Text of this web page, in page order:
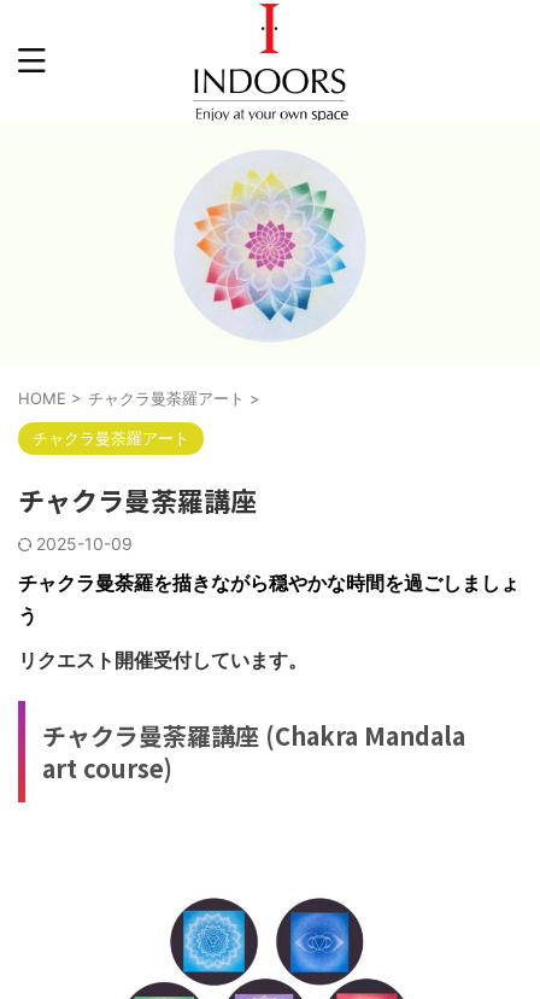
HOME > チャクラ曼荼羅アート >
チャクラ曼荼羅アート
チャクラ曼荼羅講座
2025-10-09
チャクラ曼荼羅を描きながら穏やかな時間を過ごしましょ
う
リクエスト開催受付しています。
チャクラ曼荼羅講座 (Chakra Mandala
art course)